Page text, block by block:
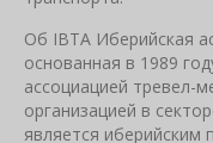
Об IBTA Иберийская
основанная в 1989
ассоциацией тревел-
организацией в
является иберийским